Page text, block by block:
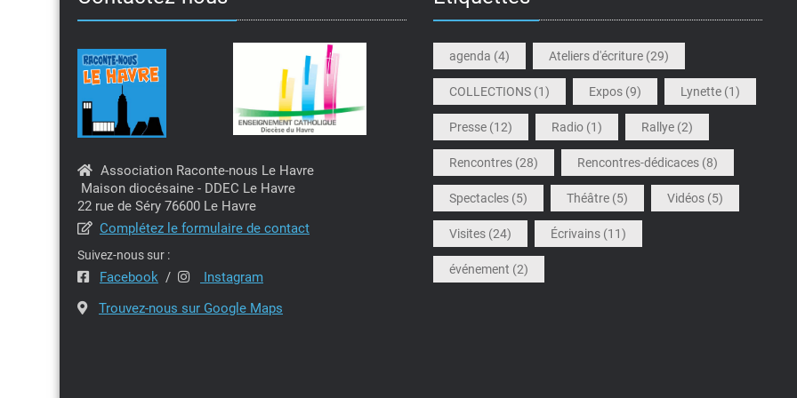
Association Raconte-nous Le Havre
Maison diocésaine - DDEC Le Havre
22 rue de Séry 76600 Le Havre
Complétez le formulaire de contact
Suivez-nous sur :
Facebook /
Instagram
Trouvez-nous sur Google Maps
agenda (4) Ateliers d'écriture (29)
COLLECTIONS (1) Expos (9) Lynette (1)
Presse (12) Radio (1) Rallye (2)
Rencontres (28) Rencontres-dédicaces (8)
Spectacles (5) Théâtre (5) Vidéos (5)
Visites (24) Écrivains (11)
événement (2)